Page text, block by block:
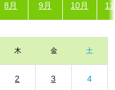
8月 9月 10月
木 金 土
2 3 4